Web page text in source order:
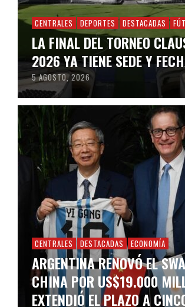
CENTRALES DEPORTES DESTACADAS
LA FINAL DEL TORNEO
2026 YA TIENE SEDE Y
5 AGOSTO, 2026
CENTRALES DESTACADAS ECONOMÍA
ARGENTINA RENOVÓ EL
CHINA POR US$19.000
EXTENDIÓ EL PLAZO A